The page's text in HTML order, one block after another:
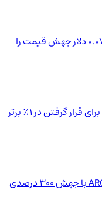
تحلیل قیمت دوج‌کوین؛ آیا عبور از ۰.۰۷۲ دلار جهش قیمت را
به‌روزرسانی لیست ثروتمندان ریپل؛ برای قرار گرفتن در ۱٪ برتر
آرژانتین به نیمه‌نهایی رسید؛ توکن ARG با جهش ۳۰۰ درصدی